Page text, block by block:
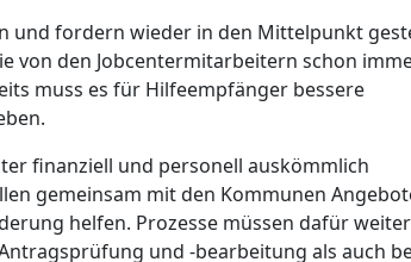
und fordern wieder in den Mittelpunkt
von den Jobcentermitarbeitern schon
muss es für Hilfeempfänger bessere
finanziell und personell auskömmlich
gemeinsam mit den Kommunen
helfen. Prozesse müssen dafür weiter
und -bearbeitung als auch